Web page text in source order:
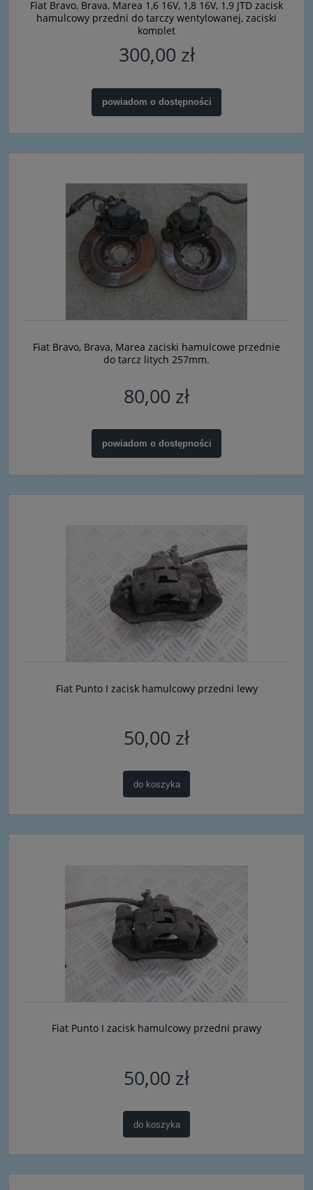
Fiat Bravo, Brava, Marea 1,6 16V, 1,8 16V, 1,9 JTD zacisk
hamulcowy przedni do tarczy wentylowanej, zaciski
komplet
300,00 zł
powiadom o dostępności
Fiat Bravo, Brava, Marea zaciski hamulcowe przednie
do tarcz litych 257mm.
80,00 zł
powiadom o dostępności
Fiat Punto I zacisk hamulcowy przedni lewy
50,00 zł
do koszyka
Fiat Punto I zacisk hamulcowy przedni prawy
50,00 zł
do koszyka